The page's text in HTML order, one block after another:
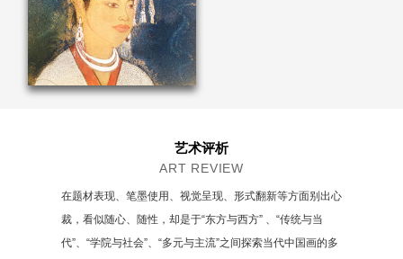
艺术评析
ART REVIEW
在题材表现、笔墨使用、视觉呈现、形式翻新等方面别出心
裁，看似随心、随性，却是于“东方与西方” 、“传统与当
代”、“学院与社会”、“多元与主流”之间探索当代中国画的多